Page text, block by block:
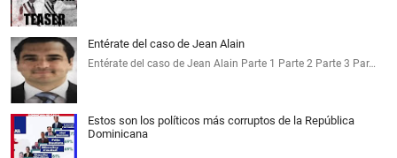
Entérate del caso de Jean Alain
Entérate del caso de Jean Alain Parte 1 Parte 2 Parte 3 Par…
Estos son los políticos más corruptos de la República
Dominicana